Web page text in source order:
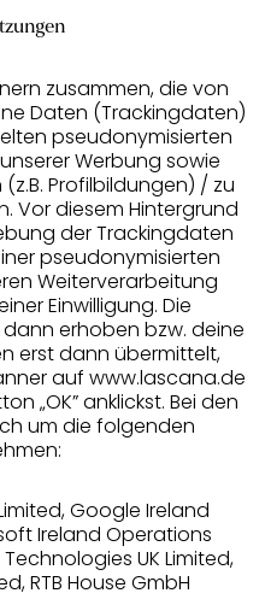
zusammen, die von
Daten (Trackingdaten)
pseudonymisierten
Werbung sowie
Profilbildungen) / zu
Vor diesem Hintergrund
der Trackingdaten
pseudonymisierten
Weiterverarbeitung
Einwilligung. Die
erhoben bzw. deine
erst dann übermittelt,
auf www.lascana.de
„OK” anklickst. Bei den
um die folgenden
Google Ireland
Ireland Operations
UK Limited,
RTB House GmbH